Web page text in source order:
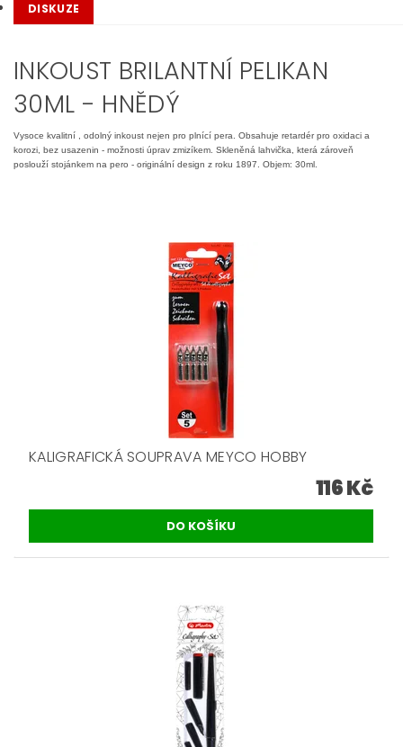
DISKUZE
INKOUST BRILANTNÍ PELIKAN
30ML - HNĚDÝ
Vysoce kvalitní , odolný inkoust nejen pro plnící pera. Obsahuje retardér pro oxidaci a
korozi, bez usazenin - možnosti úprav zmizíkem. Skleněná lahvička, která zároveň
poslouží stojánkem na pero - originální design z roku 1897. Objem: 30ml.
KALIGRAFICKÁ SOUPRAVA MEYCO HOBBY
116 Kč